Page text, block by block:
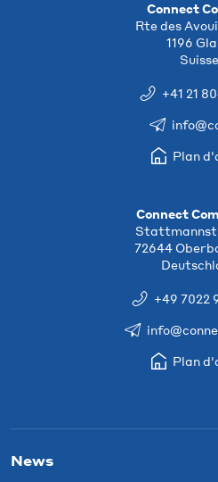
Connect
Rte des
1196
Suisse
+41 21
Plan
Connect
72644
+49 7022
Plan
News